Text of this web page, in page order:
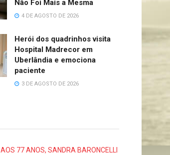
Não Foi Mais a Mesma
4 DE AGOSTO DE 2026
Herói dos quadrinhos visita
Hospital Madrecor em
Uberlândia e emociona
paciente
3 DE AGOSTO DE 2026
AOS 77 ANOS, SANDRA BARONCELLI